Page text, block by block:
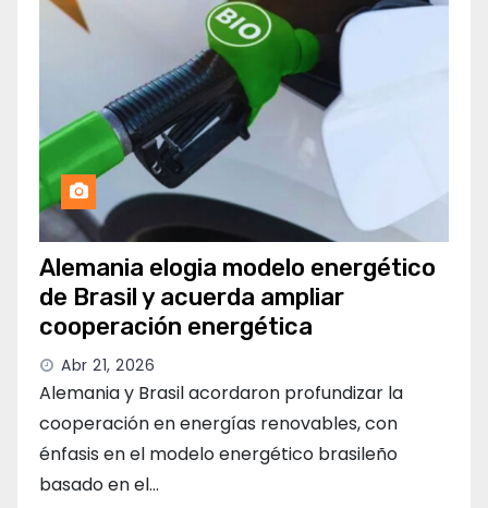
Alemania elogia modelo energético
de Brasil y acuerda ampliar
cooperación energética
Abr 21, 2026
Alemania y Brasil acordaron profundizar la
cooperación en energías renovables, con
énfasis en el modelo energético brasileño
basado en el…